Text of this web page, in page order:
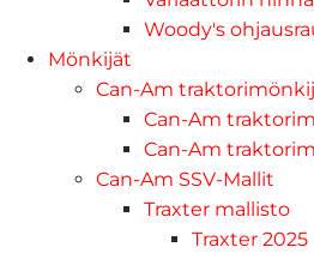
Woody's
Mönkijät
Can-Am
Can-Am
Can-Am
Can-Am SSV-Mallit
Traxter mallisto
Traxter 2025